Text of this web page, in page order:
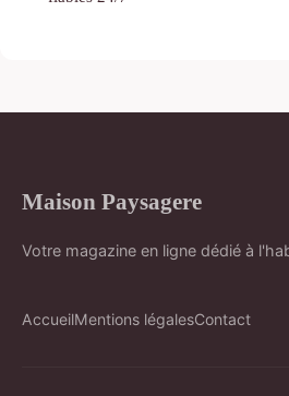
Maison Paysagere
Votre magazine en ligne dédié à
AccueilMentions légalesContact